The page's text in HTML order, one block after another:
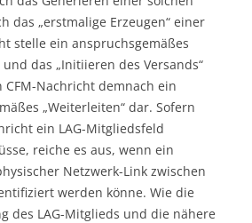
das „erstmalige Erzeugen“ einer
stelle ein anspruchsgemäßes
und das „Initiieren des Versands“
CFM-Nachricht demnach ein
„Weiterleiten“ dar. Sofern
ein LAG-Mitgliedsfeld
reiche es aus, wenn ein
Netzwerk-Link zwischen
werden könne. Wie die
des LAG-Mitglieds und die nähere